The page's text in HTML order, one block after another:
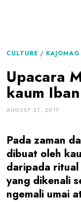
CULTURE /
Upacara
kaum
AUGUST 21, 2017
Pada zaman
dibuat oleh
daripada
yang dikenali
ngemali umai